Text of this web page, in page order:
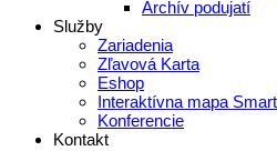
Archív podujatí
Služby
Zariadenia
Zľavová Karta
Eshop
Interaktívna mapa
Konferencie
Kontakt